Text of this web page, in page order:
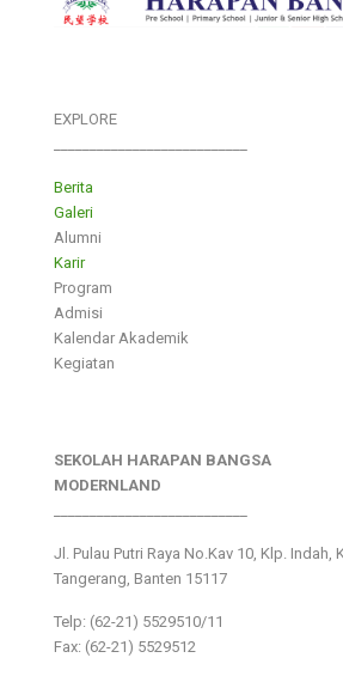
EXPLORE
Berita
Galeri
Alumni
Karir
Program
Admisi
Kalendar Akademik
Kegiatan
SEKOLAH HARAPAN BANGSA
MODERNLAND
Jl. Pulau Putri Raya No.Kav 10, Klp. Indah,
Tangerang, Banten 15117
Telp: (62-21) 5529510/11
Fax: (62-21) 5529512